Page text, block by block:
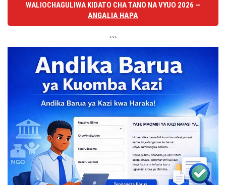
WALIOCHAGULIWA KIDATO CHA TANO NA VYUO 2026 —
ANGALIA HAPA
```